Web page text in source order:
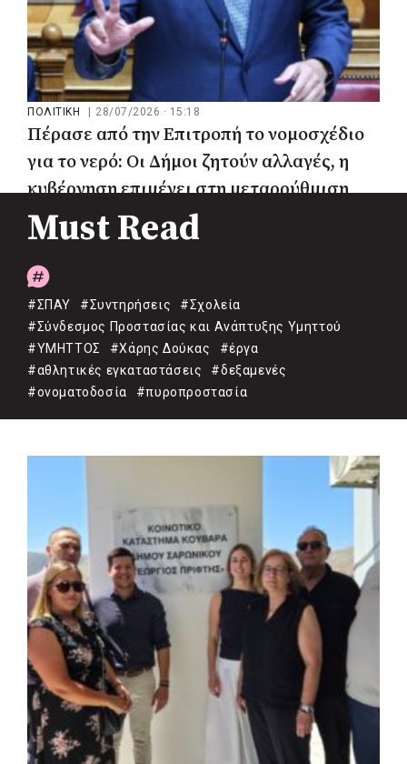
ΠΟΛΙΤΙΚΗ | 28/07/2026 · 15:18
Πέρασε από την Επιτροπή το νομοσχέδιο
για το νερό: Οι Δήμοι ζητούν αλλαγές, η
κυβέρνηση επιμένει στη μεταρρύθμιση
Must Read
#ΣΠΑΥ #Συντηρήσεις
#Σχολεία
#Σύνδεσμος Προστασίας και Ανάπτυξης Υμηττού
#ΥΜΗΤΤΟΣ
#Χάρης Δούκας
#έργα
#αθλητικές εγκαταστάσεις
#δεξαμενές
#ονοματοδοσία
#πυροπροστασία